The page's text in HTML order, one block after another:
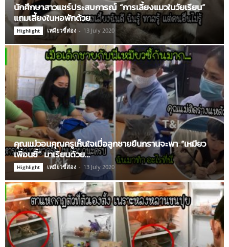
นักศึกษาสาวแชร์ประสบการณ์ “การเลี้ยงแมวในวัยเรียน”
แถมเลี้ยงในหอพักด้วย
Highlight เหมียวขี้ส่อง - 13 July 2020
คุณแม่วอนคุณครูเห็นใจเมื่อลูกชายยืนกรานจะพา “เหมียว
เพื่อนซี้” มาเรียนด้วย…
Highlight เหมียวขี้ส่อง - 13 July 2020